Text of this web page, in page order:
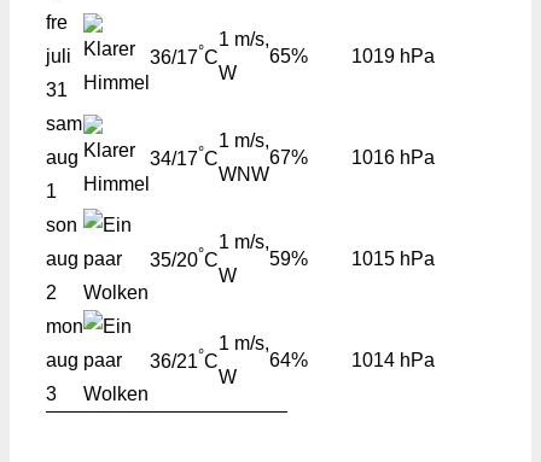
fre
juli
31
36/17°C
1 m/s,
W
65% 1019 hPa
sam
aug
1
34/17°C
1 m/s,
WNW
67% 1016 hPa
son
aug
2
35/20°C
1 m/s,
W
59% 1015 hPa
mon
aug
3
36/21°C
1 m/s,
W
64% 1014 hPa